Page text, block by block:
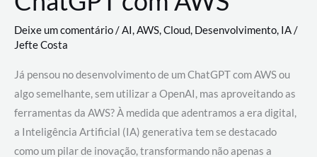
Deixe um comentário/AI,AWS,Cloud, Desenvolvimento, IA/
Jefte Costa
Já pensou no desenvolvimento de um ChatGPT com AWS ou
algo semelhante, sem utilizar a OpenAI, mas aproveitando as
ferramentas da AWS? À medida que adentramos a era digital,
a Inteligência Artificial (IA) generativa tem se destacado
como um pilar de inovação, transformando não apenas a